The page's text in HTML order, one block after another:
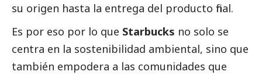
su origen hasta la entrega del producto final.
Es por eso por lo que Starbucks no solo se
centra en la sostenibilidad ambiental, sino que
también empodera a las comunidades que